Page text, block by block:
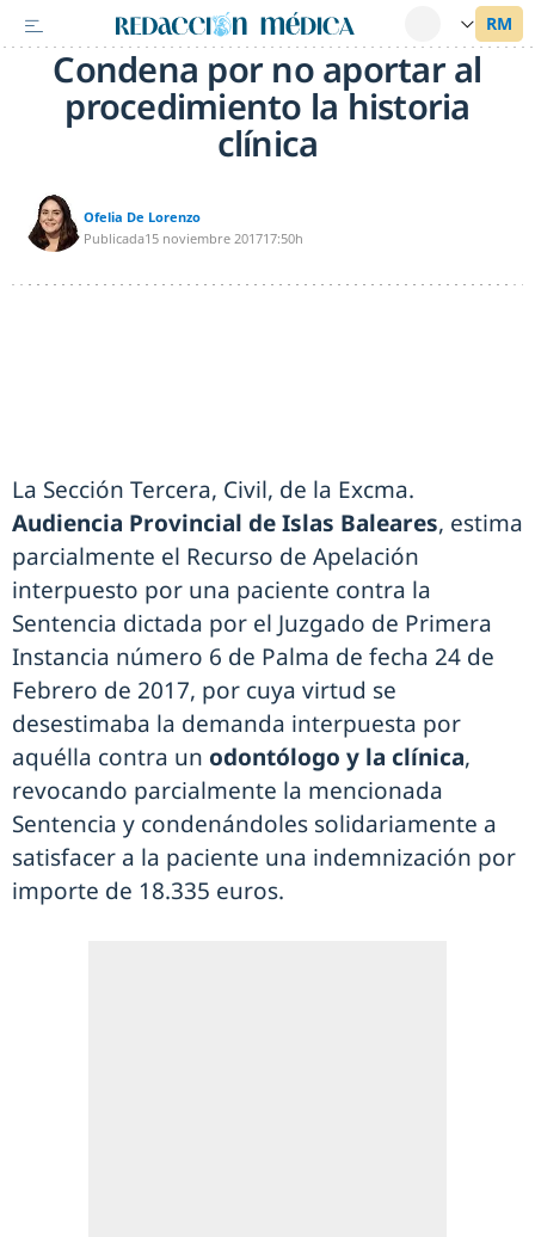
Condena por no aportar al
procedimiento la historia
clínica
Ofelia De Lorenzo
Publicada15 noviembre 201717:50h
La Sección Tercera, Civil, de la Excma.
Audiencia Provincial de Islas Baleares, estima
parcialmente el Recurso de Apelación
interpuesto por una paciente contra la
Sentencia dictada por el Juzgado de Primera
Instancia número 6 de Palma de fecha 24 de
Febrero de 2017, por cuya virtud se
desestimaba la demanda interpuesta por
aquélla contra un odontólogo y la clínica,
revocando parcialmente la mencionada
Sentencia y condenándoles solidariamente a
satisfacer a la paciente una indemnización por
importe de 18.335 euros.